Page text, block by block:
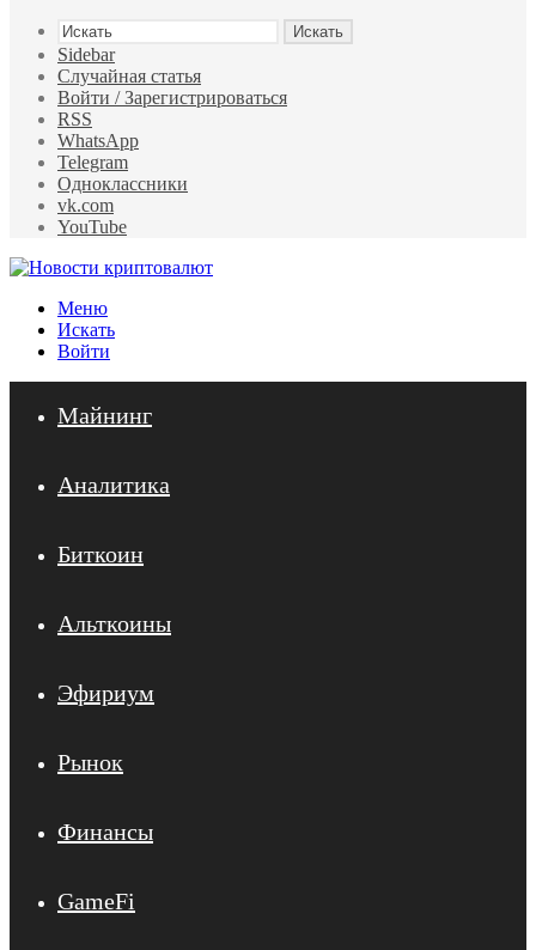
Искать
Sidebar
Случайная статья
Войти / Зарегистрироваться
RSS
WhatsApp
Telegram
Одноклассники
vk.com
YouTube
Меню
Искать
Войти
Майнинг
Аналитика
Биткоин
Альткоины
Эфириум
Рынок
Финансы
GameFi